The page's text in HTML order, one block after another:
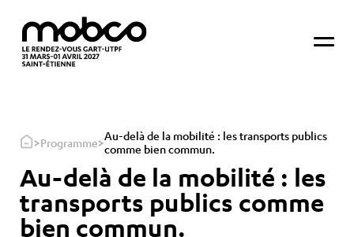
>Programme>Au-delà de la mobilité : les transports publics
comme bien commun.
Au-delà de la mobilité : les
transports publics comme
bien commun.